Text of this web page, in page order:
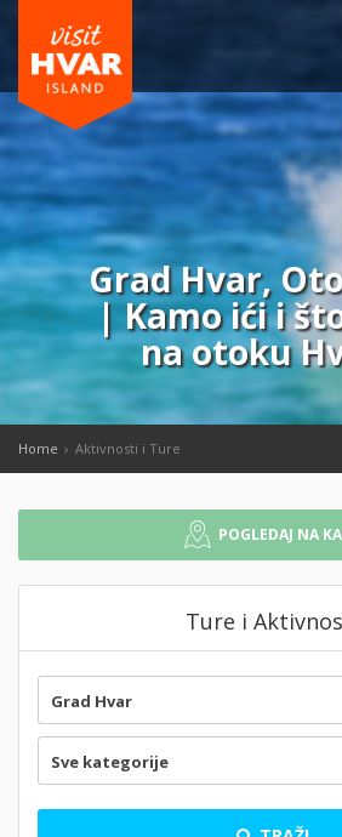
Grad Hvar,
| Kamo ići i
na otoku
Home Aktivnosti i Ture
POGLEDAJ NA
Ture i
Grad Hvar
Sve kategorije